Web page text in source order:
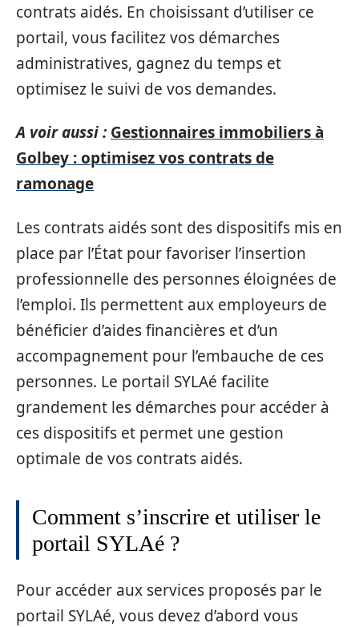
contrats aidés. En choisissant d’utiliser ce
portail, vous facilitez vos démarches
administratives, gagnez du temps et
optimisez le suivi de vos demandes.
A voir aussi : Gestionnaires immobiliers à
Golbey : optimisez vos contrats de
ramonage
Les contrats aidés sont des dispositifs mis en
place par l’État pour favoriser l’insertion
professionnelle des personnes éloignées de
l’emploi. Ils permettent aux employeurs de
bénéficier d’aides financières et d’un
accompagnement pour l’embauche de ces
personnes. Le portail SYLAé facilite
grandement les démarches pour accéder à
ces dispositifs et permet une gestion
optimale de vos contrats aidés.
Comment s’inscrire et utiliser le
portail SYLAé ?
Pour accéder aux services proposés par le
portail SYLAé, vous devez d’abord vous